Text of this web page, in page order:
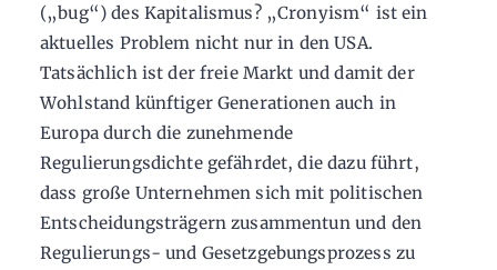
(„bug“) des Kapitalismus? „Cronyism“ ist ein
aktuelles Problem nicht nur in den USA.
Tatsächlich ist der freie Markt und damit der
Wohlstand künftiger Generationen auch in
Europa durch die zunehmende
Regulierungsdichte gefährdet, die dazu führt,
dass große Unternehmen sich mit politischen
Entscheidungsträgern zusammentun und den
Regulierungs- und Gesetzgebungsprozess zu